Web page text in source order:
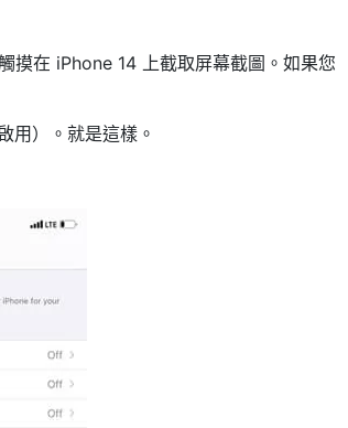
摸在 iPhone 14 上截取屏幕截圖。如果您
用）。就是這樣。